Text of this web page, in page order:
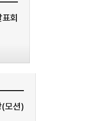
회
(모션)